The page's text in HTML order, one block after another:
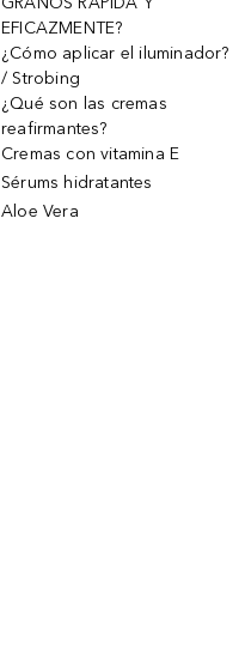
EFICAZMENTE?
¿Cómo aplicar el iluminador?
/ Strobing
¿Qué son las cremas
reafirmantes?
Cremas con vitamina E
Sérums hidratantes
Aloe Vera